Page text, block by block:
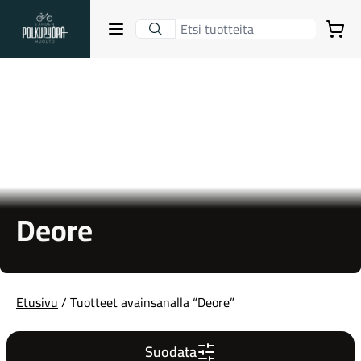
Lahden Polkupyörähuolto - etusivulle
Avaa sulje valikko
Gravel-pyörät
Ostoskori
Deore
Etusivu/ Tuotteet avainsanalla “Deore”
Suodata